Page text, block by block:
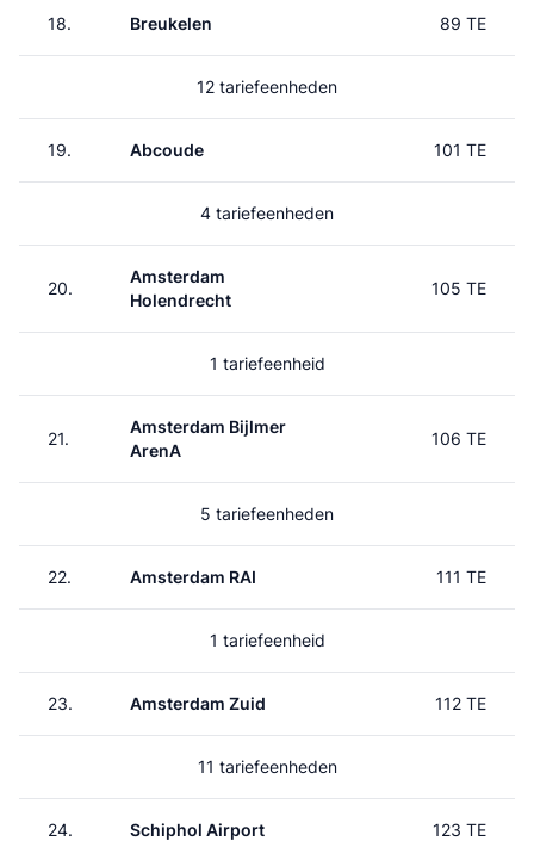
18. Breukelen 89 TE
12 tariefeenheden
19. Abcoude 101 TE
4 tariefeenheden
20.
Amsterdam
Holendrecht
105 TE
1 tariefeenheid
21.
Amsterdam Bijlmer
ArenA
106 TE
5 tariefeenheden
22. Amsterdam RAI 111 TE
1 tariefeenheid
23. Amsterdam Zuid 112 TE
11 tariefeenheden
24. Schiphol Airport 123 TE